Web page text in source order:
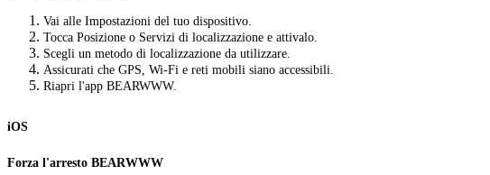
Vai alle Impostazioni del tuo dispositivo.
Tocca Posizione o Servizi di localizzazione e attivalo.
Scegli un metodo di localizzazione da utilizzare.
Assicurati che GPS, Wi-Fi e reti mobili siano accessibili.
Riapri l'app BEARWWW.
iOS
Forza l'arresto BEARWWW